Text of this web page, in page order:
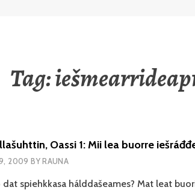
Tag:
Oassi 1: Mii lea buorre
9, 2009 BYRAUNA
spiehkkasa hálddašeames? Mat leat